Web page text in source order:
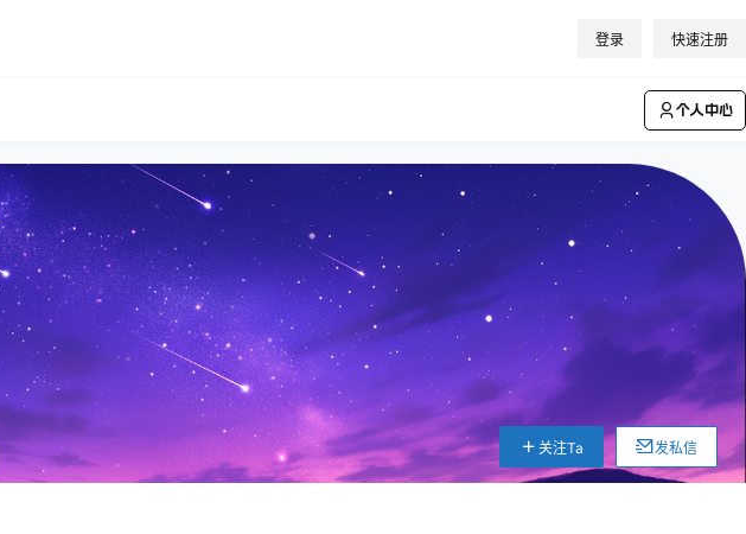
登录 快速注册
个人中心
关注Ta 发私信